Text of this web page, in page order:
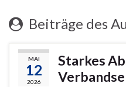
Beiträge des
MAI
12
2026
Starkes